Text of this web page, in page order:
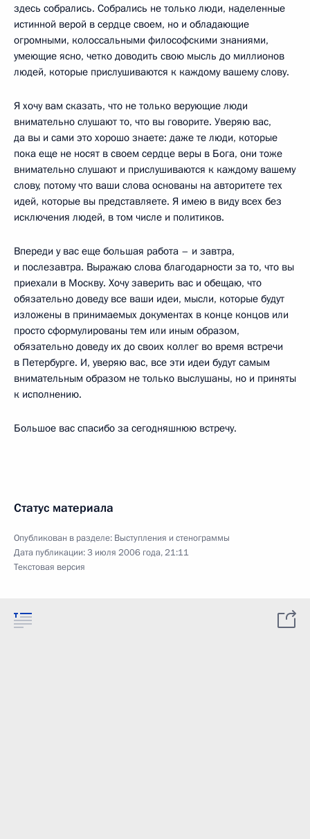
здесь собрались. Собрались не только люди, наделенные
истинной верой в сердце своем, но и обладающие
огромными, колоссальными философскими знаниями,
умеющие ясно, четко доводить свою мысль до миллионов
людей, которые прислушиваются к каждому вашему слову.
Я хочу вам сказать, что не только верующие люди
внимательно слушают то, что вы говорите. Уверяю вас,
да вы и сами это хорошо знаете: даже те люди, которые
пока еще не носят в своем сердце веры в Бога, они тоже
внимательно слушают и прислушиваются к каждому вашему
слову, потому что ваши слова основаны на авторитете тех
идей, которые вы представляете. Я имею в виду всех без
исключения людей, в том числе и политиков.
Впереди у вас еще большая работа – и завтра,
и послезавтра. Выражаю слова благодарности за то, что вы
приехали в Москву. Хочу заверить вас и обещаю, что
обязательно доведу все ваши идеи, мысли, которые будут
изложены в принимаемых документах в конце концов или
просто сформулированы тем или иным образом,
обязательно доведу их до своих коллег во время встречи
в Петербурге. И, уверяю вас, все эти идеи будут самым
внимательным образом не только выслушаны, но и приняты
к исполнению.
Большое вас спасибо за сегодняшнюю встречу.
Статус материала
Опубликован в разделе: Выступления и стенограммы
Дата публикации:3 июля 2006 года, 21:11
Текстовая версия